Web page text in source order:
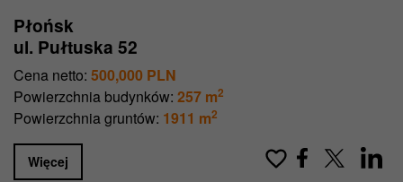
Płońsk
ul. Pułtuska 52
Cena netto: 500,000 PLN
Powierzchnia budynków: 257 m2
Powierzchnia gruntów: 1911 m2
Więcej